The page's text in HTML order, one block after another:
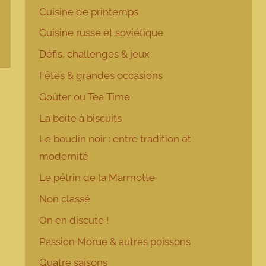
Cuisine de printemps
Cuisine russe et soviétique
Défis, challenges & jeux
Fêtes & grandes occasions
Goûter ou Tea Time
La boîte à biscuits
Le boudin noir : entre tradition et
modernité
Le pétrin de la Marmotte
Non classé
On en discute !
Passion Morue & autres poissons
Quatre saisons